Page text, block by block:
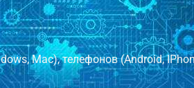
Mac), телефонов (Android,